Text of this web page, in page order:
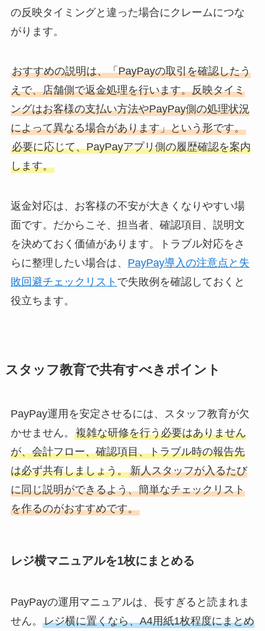
の反映タイミングと違った場合にクレームにつな
がります。
おすすめの説明は、「PayPayの取引を確認したう
えで、店舗側で返金処理を行います。反映タイミ
ングはお客様の支払い方法やPayPay側の処理状況
によって異なる場合があります」という形です。
必要に応じて、PayPayアプリ側の履歴確認を案内
します。
返金対応は、お客様の不安が大きくなりやすい場
面です。だからこそ、担当者、確認項目、説明文
を決めておく価値があります。トラブル対応をさ
らに整理したい場合は、 PayPay導入の注意点と失
敗回避チェックリスト で失敗例を確認しておくと
役立ちます。
スタッフ教育で共有すべきポイント
PayPay運用を安定させるには、スタッフ教育が欠
かせません。 複雑な研修を行う必要はありません
が、会計フロー、確認項目、トラブル時の報告先
は必ず共有しましょう。 新人スタッフが入るたび
に同じ説明ができるよう、簡単なチェックリスト
を作るのがおすすめです。
レジ横マニュアルを1枚にまとめる
PayPayの運用マニュアルは、長すぎると読まれま
せん。 レジ横に置くなら、A4用紙1枚程度にまとめ